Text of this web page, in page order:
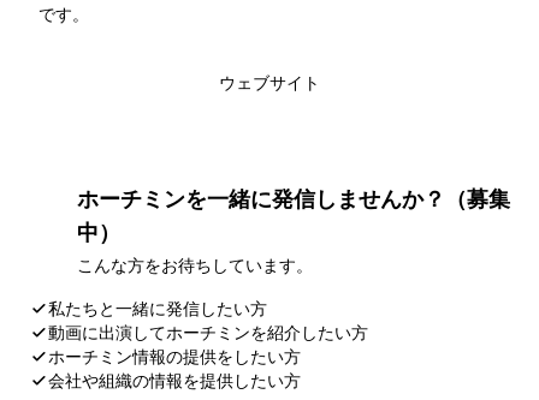
です。
ウェブサイト
ホーチミンを一緒に発信しませんか？（募集
中）
こんな方をお待ちしています。
私たちと一緒に発信したい方
動画に出演してホーチミンを紹介したい方
ホーチミン情報の提供をしたい方
会社や組織の情報を提供したい方